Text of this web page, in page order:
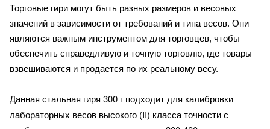
Торговые гири могут быть разных размеров и весовых
значений в зависимости от требований и типа весов. Они
являются важным инструментом для торговцев, чтобы
обеспечить справедливую и точную торговлю, где товары
взвешиваются и продается по их реальному весу.
Данная стальная гиря 300 г подходит для калибровки
лабораторных весов высокого (II) класса точности с